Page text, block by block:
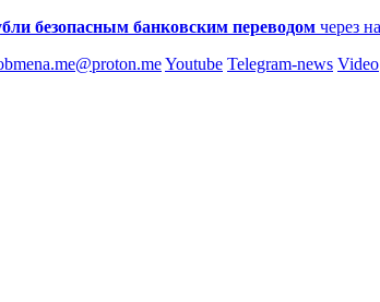
безопасным банковским переводом через
Youtube Telegram-news Video